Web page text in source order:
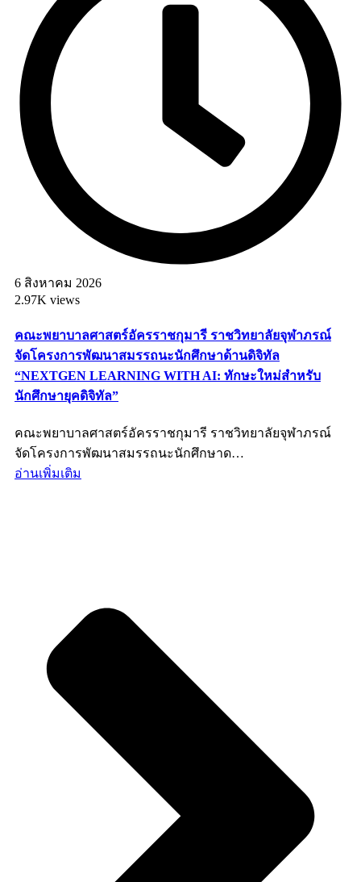
6 สิงหาคม 2026
2.97K views
คณะพยาบาลศาสตร์อัครราชกุมารี ราชวิทยาลัยจุฬาภรณ์
จัดโครงการพัฒนาสมรรถนะนักศึกษาด้านดิจิทัล
“NEXTGEN LEARNING WITH AI: ทักษะใหม่สำหรับ
นักศึกษายุคดิจิทัล”
คณะพยาบาลศาสตร์อัครราชกุมารี ราชวิทยาลัยจุฬาภรณ์
จัดโครงการพัฒนาสมรรถนะนักศึกษาด…
อ่านเพิ่มเติม